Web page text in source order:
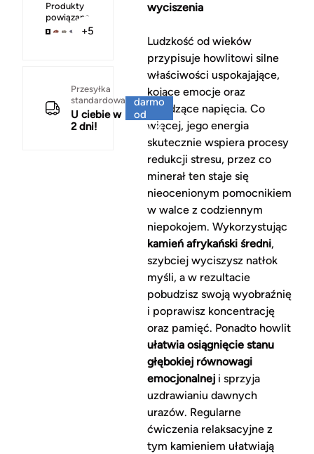
Produkty
powiązane
+5
Przesyłka
standardowa
U ciebie w
2 dni!
darmo
od
150 zł
wyciszenia
Ludzkość od wieków
przypisuje howlitowi silne
właściwości uspokajające,
kojące emocje oraz
łagodzące napięcia. Co
więcej, jego energia
skutecznie wspiera procesy
redukcji stresu, przez co
minerał ten staje się
nieocenionym pomocnikiem
w walce z codziennym
niepokojem. Wykorzystując
kamień afrykański średni,
szybciej wyciszysz natłok
myśli, a w rezultacie
pobudzisz swoją wyobraźnię
i poprawisz koncentrację
oraz pamięć. Ponadto howlit
ułatwia osiągnięcie stanu
głębokiej równowagi
emocjonalneji sprzyja
uzdrawianiu dawnych
urazów. Regularne
ćwiczenia relaksacyjne z
tym kamieniem ułatwiają